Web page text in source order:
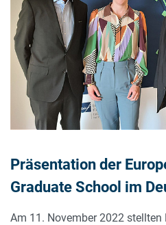
Präsentation der
Graduate School im
Am 11. November 2022 stellten